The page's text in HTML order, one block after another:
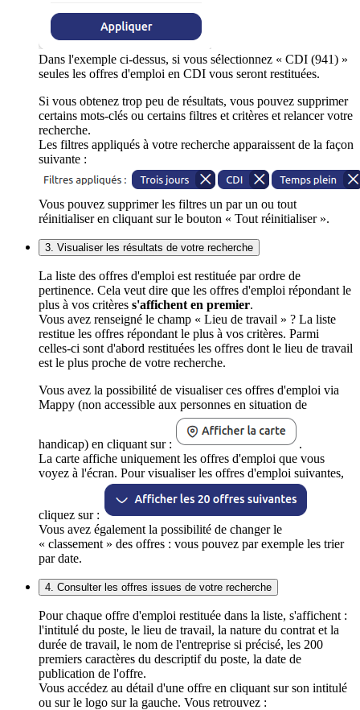
Dans l'exemple ci-dessus, si vous sélectionnez « CDI (941) »
seules les offres d'emploi en CDI vous seront restituées.
Si vous obtenez trop peu de résultats, vous pouvez supprimer
certains mots-clés ou certains filtres et critères et relancer votre
recherche.
Les filtres appliqués à votre recherche apparaissent de la façon
suivante :
Vous pouvez supprimer les filtres un par un ou tout
réinitialiser en cliquant sur le bouton « Tout réinitialiser ».
3. Visualiser les résultats de votre recherche
La liste des offres d'emploi est restituée par ordre de
pertinence. Cela veut dire que les offres d'emploi répondant le
plus à vos critères s'affichent en premier.
Vous avez renseigné le champ « Lieu de travail » ? La liste
restitue les offres répondant le plus à vos critères. Parmi
celles-ci sont d'abord restituées les offres dont le lieu de travail
est le plus proche de votre recherche.
Vous avez la possibilité de visualiser ces offres d'emploi via
Mappy (non accessible aux personnes en situation de
handicap) en cliquant sur :
.
La carte affiche uniquement les offres d'emploi que vous
voyez à l'écran. Pour visualiser les offres d'emploi suivantes,
cliquez sur :
Vous avez également la possibilité de changer le
« classement » des offres : vous pouvez par exemple les trier
par date.
4. Consulter les offres issues de votre recherche
Pour chaque offre d'emploi restituée dans la liste, s'affichent :
l'intitulé du poste, le lieu de travail, la nature du contrat et la
durée de travail, le nom de l'entreprise si précisé, les 200
premiers caractères du descriptif du poste, la date de
publication de l'offre.
Vous accédez au détail d'une offre en cliquant sur son intitulé
ou sur le logo sur la gauche. Vous retrouvez :